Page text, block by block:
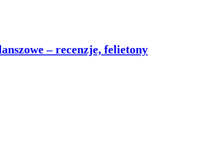
– recenzje, felietony